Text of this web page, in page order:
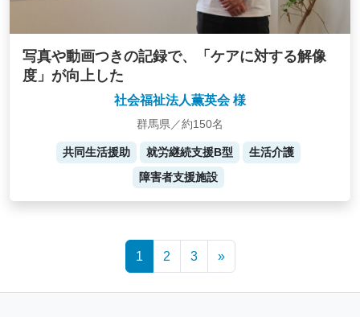
写真や動画つきの記録で、「ケアに対する解像
度」が向上した
社会福祉法人薫英会 様
群馬県／約150名
共同生活援助 就労継続支援B型
生活介護
障害者支援施設
1 2 3 »